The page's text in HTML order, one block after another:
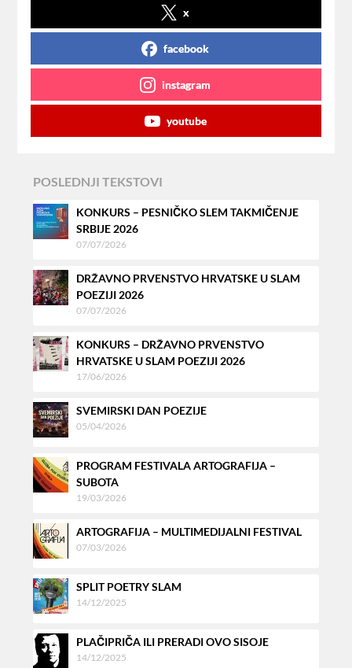
x
facebook
instagram
youtube
POSLEDNJI TEKSTOVI
KONKURS – PESNIČKO SLEM TAKMIČENJE
SRBIJE 2026
07/07/2026
DRŽAVNO PRVENSTVO HRVATSKE U SLAM
POEZIJI 2026
07/07/2026
KONKURS – DRŽAVNO PRVENSTVO
HRVATSKE U SLAM POEZIJI 2026
17/06/2026
SVEMIRSKI DAN POEZIJE
05/04/2026
PROGRAM FESTIVALA ARTOGRAFIJA –
SUBOTA
19/03/2026
ARTOGRAFIJA – MULTIMEDIJALNI FESTIVAL
07/03/2026
SPLIT POETRY SLAM
14/12/2025
PLAČIPRIČA ILI PRERADI OVO SISOJE
14/12/2025